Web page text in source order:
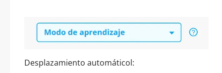
Desplazamiento automáticol: